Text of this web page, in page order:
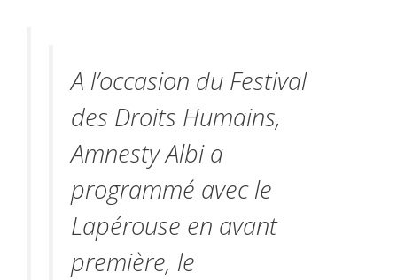
A l’occasion du Festival
des Droits Humains,
Amnesty Albi a
programmé avec le
Lapérouse en avant
première, le